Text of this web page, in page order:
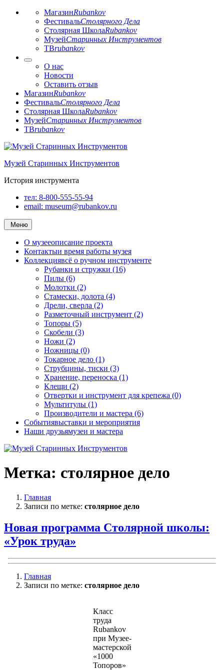
МагазинRubankov
ФестивальСтолярного Дела
Столярная ШколаRubankov
МузейСтаринных Инструментов
ТВrubankov
О нас
Новости
Оставить отзыв
МагазинRubankov
ФестивальСтолярного Дела
Столярная ШколаRubankov
МузейСтаринных Инструментов
ТВrubankov
Перейти
содержимому
Музей Старинных Инструментов
История инструмента
тел: 8-800-555-55-94
email: museum@rubankov.ru
Меню
О музееописание проекта
Контактыи время работы музея
Коллекциявсё о ручном инструменте
Рубанки и стружки (16)
Пилы (6)
Молотки (2)
Стамески, долота (4)
Дрели, сверла (2)
Разметочный инструмент (2)
Топоры (5)
Скобели (3)
Ножи (2)
Ножницы (0)
Токарное дело (1)
Струбцины, тиски (3)
Хранение, переноска (1)
Клещи (2)
Отвертки и инструмент для крепежа (0)
Мультитулы (1)
Производители и мастера (6)
Событиявыставки и мероприятия
Наши друзьямузеи и мастера
Метка: столярное дело
Главная
Записи по метке: столярное дело
Новая программа Столярной школы:
«Урок труда»
Главная
Записи по метке: столярное дело
Класс
труда
Rubankov
при Музее-
мастерской
«1000
Топоров»